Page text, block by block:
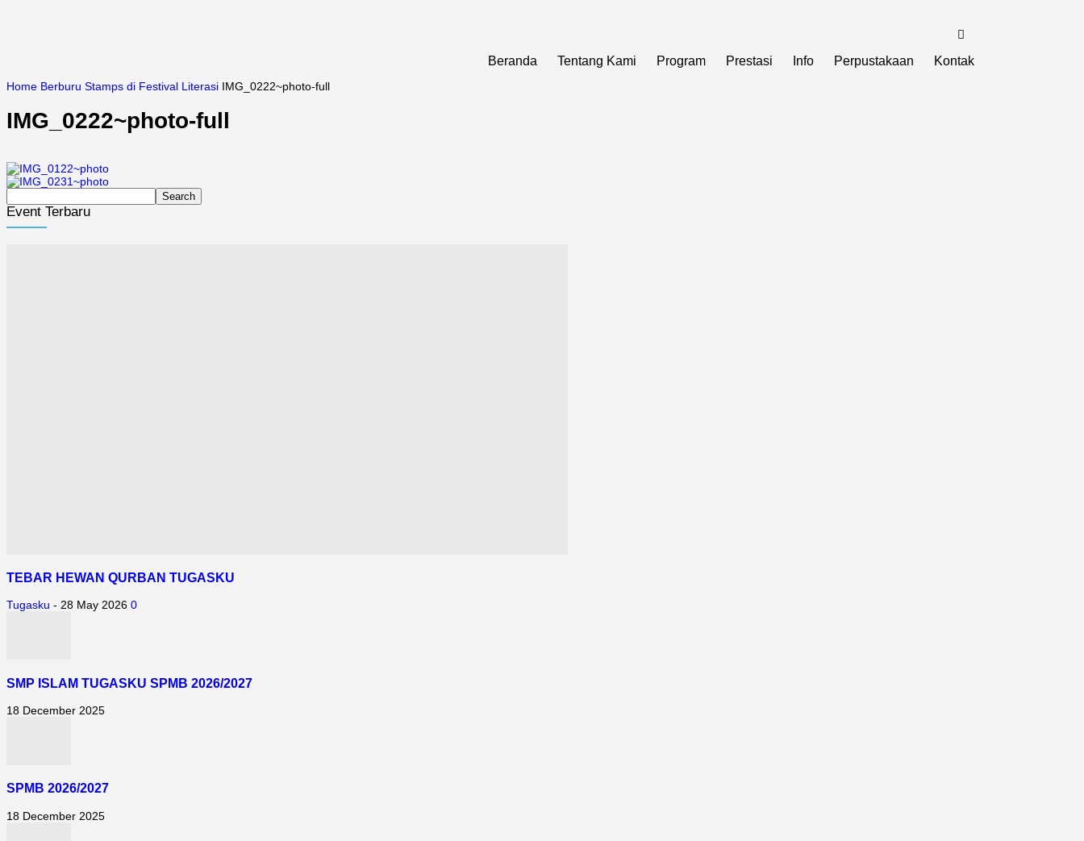
Beranda Tentang Kami Program Prestasi Info Perpustakaan Kontak
Home Berburu Stamps di Festival Literasi IMG_0222~photo-full
IMG_0222~photo-full
Event Terbaru
TEBAR HEWAN QURBAN TUGASKU
Tugasku - 28 May 2026 0
SMP ISLAM TUGASKU SPMB 2026/2027
18 December 2025
SPMB 2026/2027
18 December 2025